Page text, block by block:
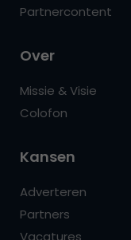
Partnercontent
Over
Missie & Visie
Colofon
Kansen
Adverteren
Partners